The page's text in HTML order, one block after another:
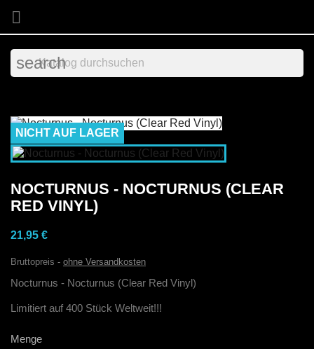

search
NICHT AUF LAGER
NOCTURNUS - NOCTURNUS (CLEAR
RED VINYL)
21,95 €
Bruttopreis ohne Versandkosten
Nocturnus - Nocturnus (Clear Red Vinyl)
Limitiert auf 400 Stück Weltweit!!!
Menge